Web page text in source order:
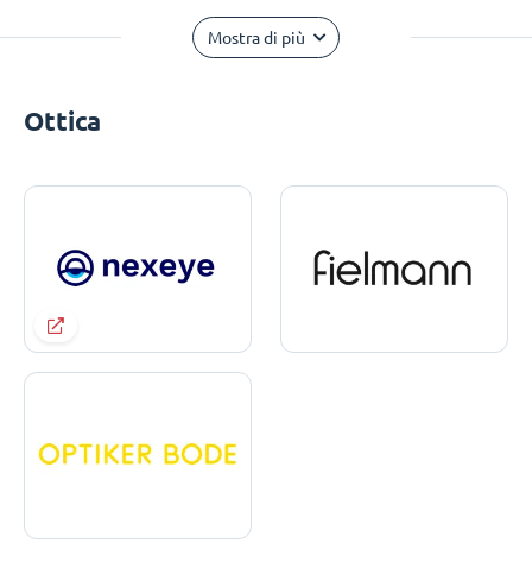
Mostra di più
Ottica